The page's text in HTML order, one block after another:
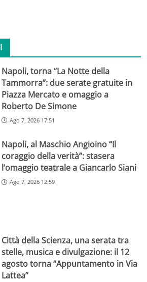
Napoli, torna “La Notte della
Tammorra”: due serate gratuite in
Piazza Mercato e omaggio a
Roberto De Simone
Ago 7, 2026 17:51
Napoli, al Maschio Angioino “Il
coraggio della verità”: stasera
l’omaggio teatrale a Giancarlo Siani
Ago 7, 2026 12:59
Città della Scienza, una serata tra
stelle, musica e divulgazione: il 12
agosto torna “Appuntamento in Via
Lattea”